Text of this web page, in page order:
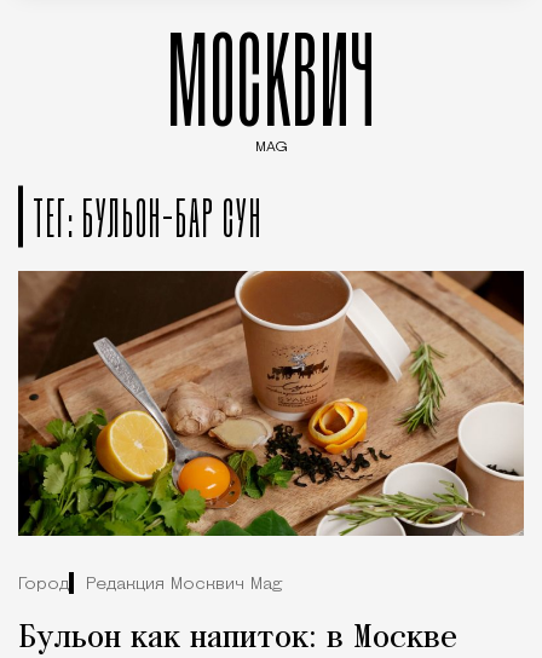
МОСКВИЧ
MAG
ТЕГ: БУЛЬОН-БАР СУН
Город Редакция Москвич Mag
Бульон как напиток: в Москве